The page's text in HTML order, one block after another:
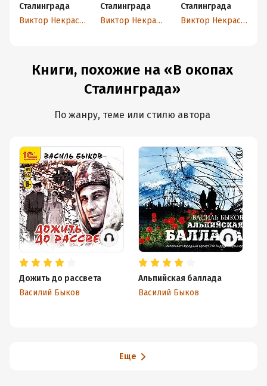
Сталинграда
Виктор Некрасов
Сталинграда
Виктор Некрасов
Сталинграда
Виктор Некрасов
Книги, похожие на «В окопах
Сталинграда»
По жанру, теме или стилю автора
Дожить до рассвета
Василий Быков
Альпийская баллада
Василий Быков
Еще